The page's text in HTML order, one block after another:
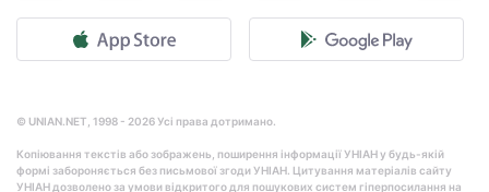
© UNIAN.NET, 1998 - 2026 Усі права дотримано.
Копіювання текстів або зображень, поширення інформації УНІАН у будь-якій
формі забороняється без письмової згоди УНІАН. Цитування матеріалів сайту
УНІАН дозволено за умови відкритого для пошукових систем гіперпосилання на